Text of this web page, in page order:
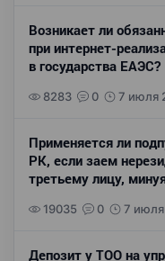
Возникает ли
при интернет-
в государства ЕАЭС?
8283 0 7 июля
Применяется ли
РК, если заем
третьему лицу,
19035 0 7
Депозит у ТОО на